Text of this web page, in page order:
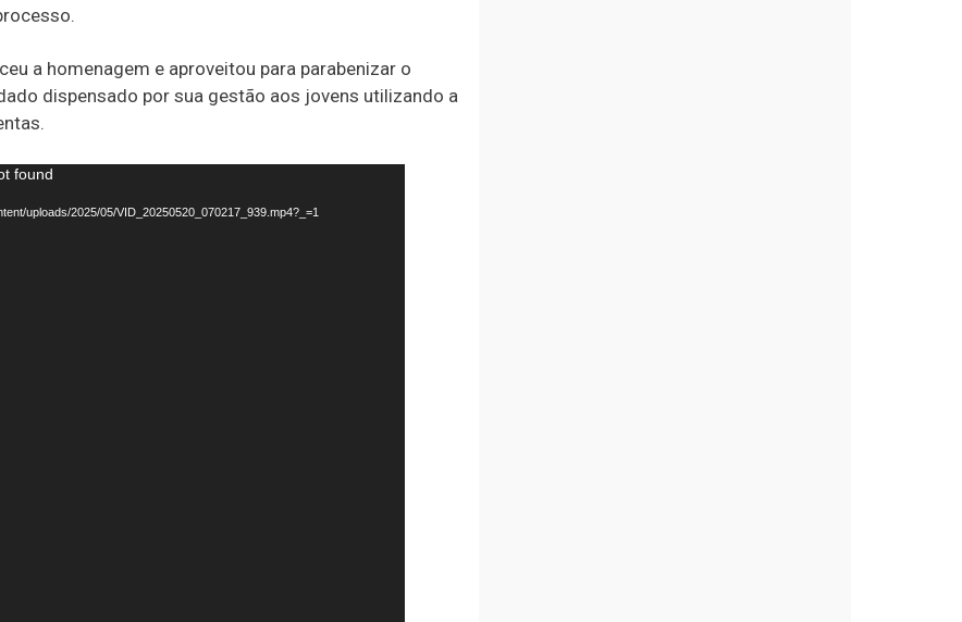
a homenagem e aproveitou para parabenizar o
dispensado por sua gestão aos jovens utilizando a
found
uploads/2025/05/VID_20250520_070217_939.mp4?_=1